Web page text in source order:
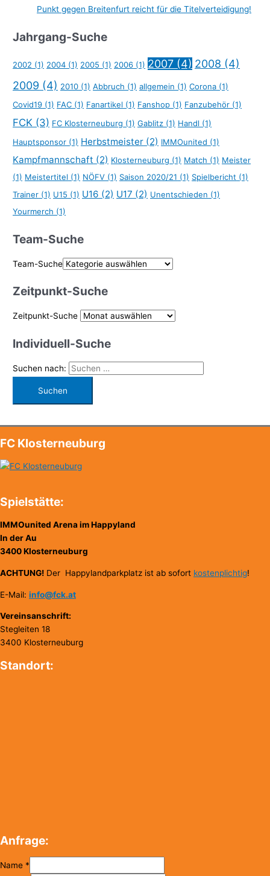
Punkt gegen Breitenfurt reicht für die Titelverteidigung!
Jahrgang-Suche
2002 (1) 2004 (1) 2005 (1) 2006 (1) 2007 (4) 2008 (4)
2009 (4) 2010 (1) Abbruch (1) allgemein (1) Corona (1)
Covid19 (1) FAC (1) Fanartikel (1) Fanshop (1) Fanzubehör (1)
FCK (3) FC Klosterneuburg (1) Gablitz (1) Handl (1)
Hauptsponsor (1) Herbstmeister (2) IMMOunited (1)
Kampfmannschaft (2) Klosterneuburg (1) Match (1) Meister
(1) Meistertitel (1) NÖFV (1) Saison 2020/21 (1) Spielbericht (1)
Trainer (1) U15 (1) U16 (2) U17 (2) Unentschieden (1)
Yourmerch (1)
Team-Suche
Team-Suche
Zeitpunkt-Suche
Zeitpunkt-Suche
Individuell-Suche
Suchen nach:
FC Klosterneuburg
Spielstätte:
IMMOunited Arena im Happyland
In der Au
3400 Klosterneuburg
ACHTUNG! Der Happylandparkplatz ist ab sofort kostenplichtig!
E-Mail: info@fck.at
Vereinsanschrift:
Stegleiten 18
3400 Klosterneuburg
Standort:
Anfrage:
Name *